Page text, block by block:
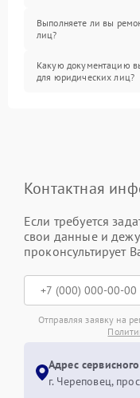
Выполняете ли вы
лиц?
Какую документацию
для юридических лиц?
Контактная
Если требуется
свои данные и
проконсультирует
Отправляя заявку на
Адрес
г. Череповец,